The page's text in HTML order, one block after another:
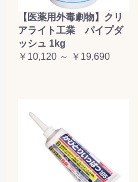
【医薬用外毒劇物】クリ
アライト工業 パイプダ
ッシュ 1kg
￥10,120 ～ ￥19,690